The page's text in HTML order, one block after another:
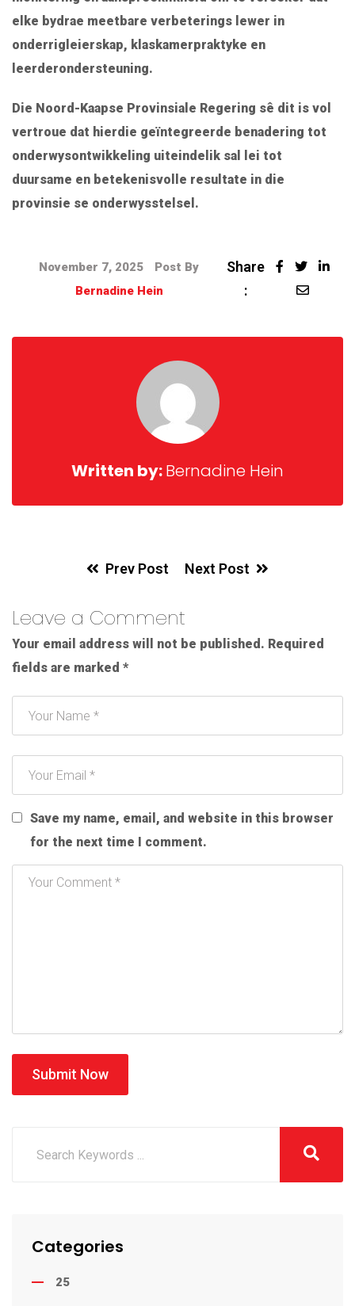
elke bydrae meetbare verbeterings lewer in
onderrigleierskap, klaskamerpraktyke en
leerderondersteuning.
Die Noord-Kaapse Provinsiale Regering sê dit is vol
vertroue dat hierdie geïntegreerde benadering tot
onderwysontwikkeling uiteindelik sal lei tot
duursame en betekenisvolle resultate in die
provinsie se onderwysstelsel.
November 7, 2025
Post By
Bernadine Hein
Share
:
Written by:Bernadine Hein
Prev Post Next Post
Leave a Comment
Your email address will not be published. Required
fields are marked *
Save my name, email, and website in this browser
for the next time I comment.
Submit Now
Categories
25